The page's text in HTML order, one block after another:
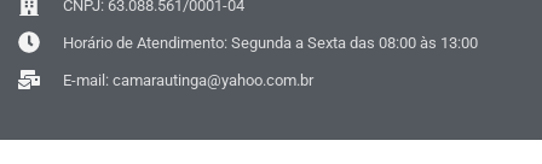
CNPJ: 63.088.561/0001-04
Horário de Atendimento: Segunda a Sexta das 08:00 às 13:00
E-mail: camarautinga@yahoo.com.br